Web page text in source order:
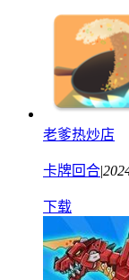
老爹热炒店
卡牌回合|
下载